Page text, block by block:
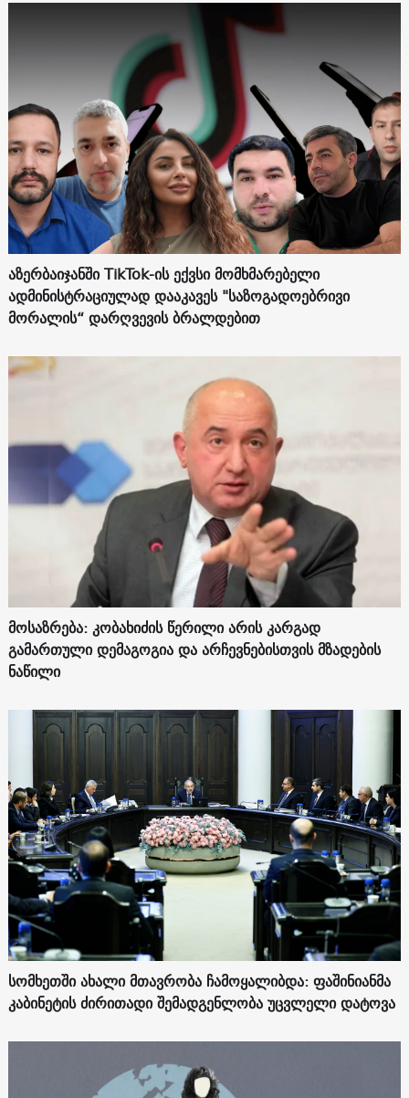
აზერბაიჯანში TikTok-ის ექვსი მომხმარებელი
ადმინისტრაციულად დააკავეს "საზოგადოებრივი
მორალის“ დარღვევის ბრალდებით
მოსაზრება: კობახიძის წერილი არის კარგად
გამართული დემაგოგია და არჩევნებისთვის მზადების
ნაწილი
სომხეთში ახალი მთავრობა ჩამოყალიბდა: ფაშინიანმა
კაბინეტის ძირითადი შემადგენლობა უცვლელი დატოვა